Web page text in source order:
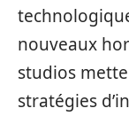
nouveaux
studios
stratégies